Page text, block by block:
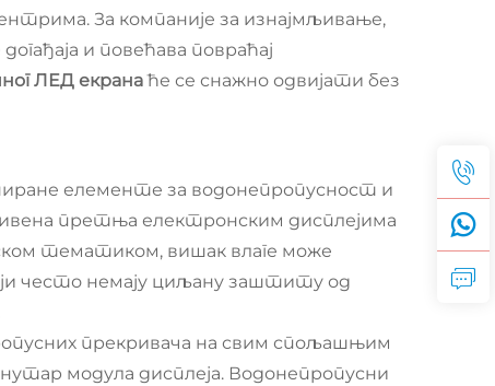
За компаније за изнајмљивање,
и повећава повраћај
ЛЕД екранаће се снажно одвијати без
елементе за водонепропусност и
претња електронским дисплејима
тематиком, вишак влаге може
често немају циљану заштиту од
прекривача на свим спољашњим
модула дисплеја. Водонепропусни